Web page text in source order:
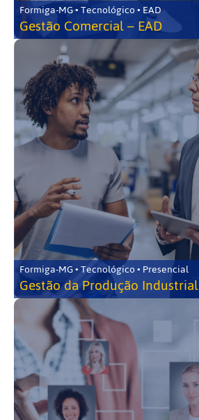
Formiga-MG • Tecnológico • EAD
Gestão Comercial – EAD
Formiga-MG • Tecnológico • Presencial
Gestão da Produção Industrial